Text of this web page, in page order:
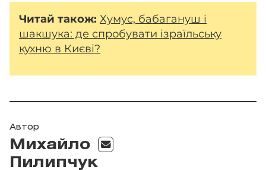
Читай також: Хумус, бабагануш і
шакшука: де спробувати ізраїльську
кухню в Києві?
Автор
Михайло
Пилипчук